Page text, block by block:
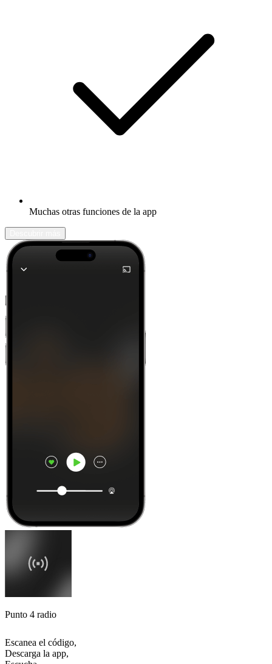
Muchas otras funciones de la app
Punto 4 radio
Escanea el código,
Descarga la app,